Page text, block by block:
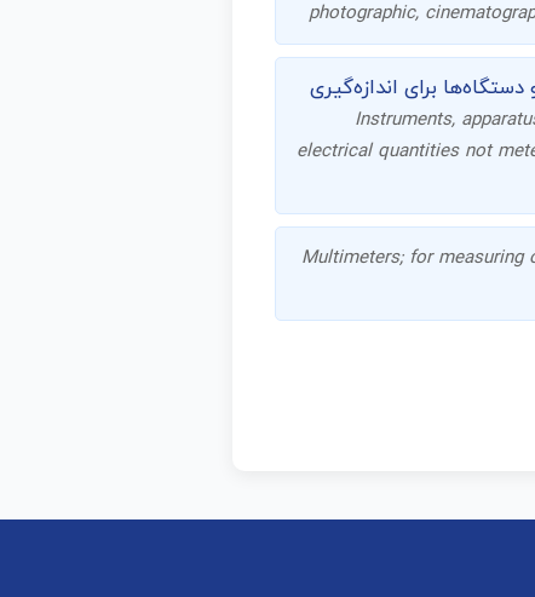
photographic,
کنترل کمیت‌های الکتریکی غیر از کنتورهای شماره 9028؛ ابزار و دستگاه‌ها برای اندازه‌گیری
Instruments,
electrical quantities not
Multimeters; for measuring